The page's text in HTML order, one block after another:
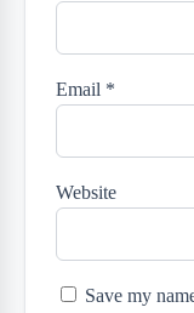
Email *
Website
Save my